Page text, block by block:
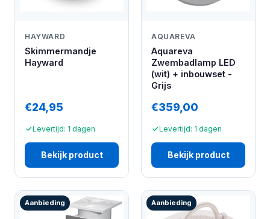
HAYWARD
Skimmermandje
Hayward
€24,95
Levertijd: 1 dagen
Bekijk product
AQUAREVA
Aquareva
Zwembadlamp LED
(wit) + inbouwset -
Grijs
€359,00
Levertijd: 1 dagen
Bekijk product
Aanbieding Aanbieding